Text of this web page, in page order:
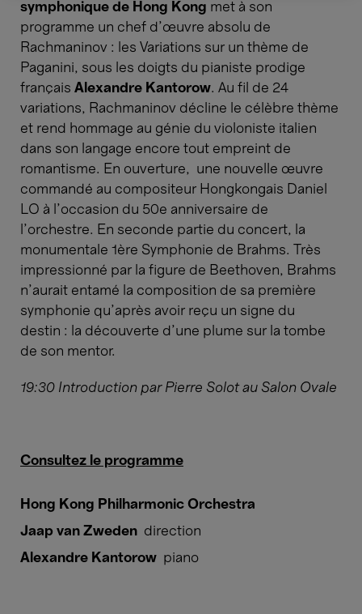
symphonique de Hong Kong met à son
programme un chef d’œuvre absolu de
Rachmaninov : les Variations sur un thème de
Paganini, sous les doigts du pianiste prodige
français Alexandre Kantorow. Au fil de 24
variations, Rachmaninov décline le célèbre thème
et rend hommage au génie du violoniste italien
dans son langage encore tout empreint de
romantisme. En ouverture, une nouvelle œuvre
commandé au compositeur Hongkongais Daniel
LO à l'occasion du 50e anniversaire de
l'orchestre. En seconde partie du concert, la
monumentale 1ère Symphonie de Brahms. Très
impressionné par la figure de Beethoven, Brahms
n’aurait entamé la composition de sa première
symphonie qu’après avoir reçu un signe du
destin : la découverte d’une plume sur la tombe
de son mentor.
19:30 Introduction par Pierre Solot au Salon Ovale
Consultez le programme
Hong Kong Philharmonic Orchestra
Jaap van Zweden direction
Alexandre Kantorow piano